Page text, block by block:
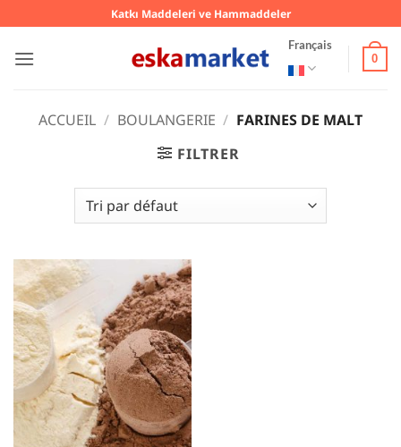
au
contenu
Katkı Maddeleri ve Hammaddeler
Français
0
ACCUEIL / BOULANGERIE / FARINES DE MALT
FILTRER